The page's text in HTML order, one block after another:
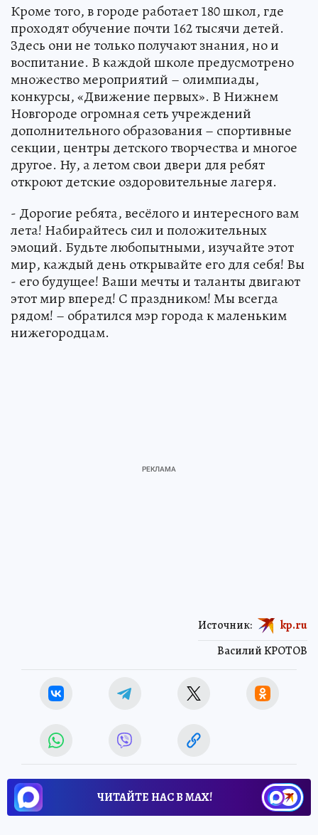
Кроме того, в городе работает 180 школ, где
проходят обучение почти 162 тысячи детей.
Здесь они не только получают знания, но и
воспитание. В каждой школе предусмотрено
множество мероприятий – олимпиады,
конкурсы, «Движение первых». В Нижнем
Новгороде огромная сеть учреждений
дополнительного образования – спортивные
секции, центры детского творчества и многое
другое. Ну, а летом свои двери для ребят
откроют детские оздоровительные лагеря.
- Дорогие ребята, весёлого и интересного вам
лета! Набирайтесь сил и положительных
эмоций. Будьте любопытными, изучайте этот
мир, каждый день открывайте его для себя! Вы
- его будущее! Ваши мечты и таланты двигают
этот мир вперед! С праздником! Мы всегда
рядом! – обратился мэр города к маленьким
нижегородцам.
Василий КРОТОВ
Источник: kp.ru
ЧИТАЙТЕ НАС В МАХ!